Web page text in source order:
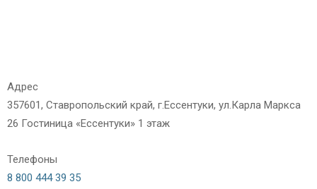
Адрес
357601, Ставропольский край, г.Ессентуки, ул.Карла Маркса
26 Гостиница «Ессентуки» 1 этаж
Телефоны
8 800 444 39 35